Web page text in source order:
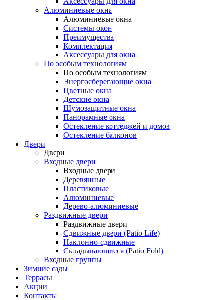
Алюминиевые окна
Алюминиевые окна
Системы окон
Преимущества
Комплектация
Аксессуары для окна
По особым технологиям
По особым технологиям
Энергосберегающие окна
Цветные окна
Детские окна
Шумозащитные окна
Панорамные окна
Остекление коттеджей и домов
Остекление балконов
Двери
Двери
Входные двери
Входные двери
Деревянные
Пластиковые
Алюминиевые
Дерево-алюминиевые
Раздвижные двери
Раздвижные двери
Сдвижные двери (Patio Life)
Наклонно-сдвижные
Складывающиеся (Patio Fold)
Входные группы
Зимние сады
Террасы
Акции
Контакты